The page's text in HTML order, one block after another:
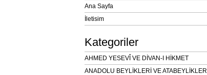
Ana Sayfa
İletisim
Kategoriler
AHMED YESEVÎ VE DİVAN-I HİKMET
ANADOLU BEYLİKLERİ VE ATABEYLİKLER